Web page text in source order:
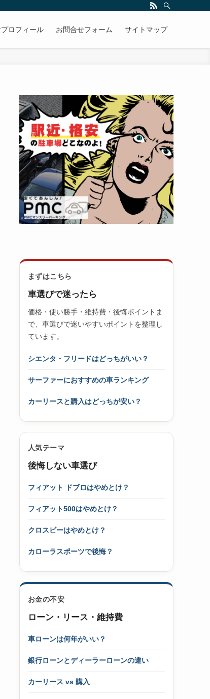
ロフィール お問合せフォーム サイトマップ
まずはこちら
車選びで迷ったら
価格・使い勝手・維持費・後悔ポイントま
で、車選びで迷いやすいポイントを整理し
ています。
シエンタ・フリードはどっちがいい？
サーファーにおすすめの車ランキング
カーリースと購入はどっちが安い？
人気テーマ
後悔しない車選び
フィアット ドブロはやめとけ？
フィアット500はやめとけ？
クロスビーはやめとけ？
カローラスポーツで後悔？
お金の不安
ローン・リース・維持費
車ローンは何年がいい？
銀行ローンとディーラーローンの違い
カーリース vs 購入